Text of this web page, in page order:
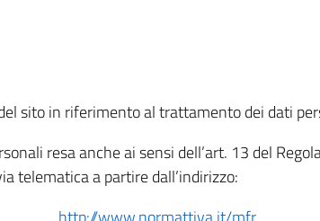
sito in riferimento al trattamento dei dati
resa anche ai sensi dell’art. 13 del
telematica a partire dall’indirizzo: